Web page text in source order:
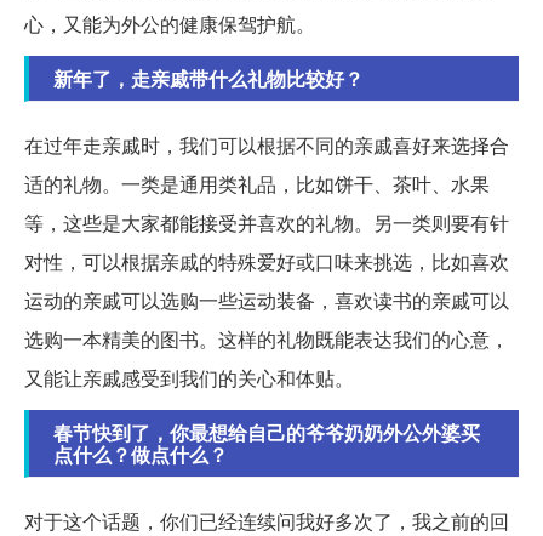
心，又能为外公的健康保驾护航。
新年了，走亲戚带什么礼物比较好？
在过年走亲戚时，我们可以根据不同的亲戚喜好来选择合
适的礼物。一类是通用类礼品，比如饼干、茶叶、水果
等，这些是大家都能接受并喜欢的礼物。另一类则要有针
对性，可以根据亲戚的特殊爱好或口味来挑选，比如喜欢
运动的亲戚可以选购一些运动装备，喜欢读书的亲戚可以
选购一本精美的图书。这样的礼物既能表达我们的心意，
又能让亲戚感受到我们的关心和体贴。
春节快到了，你最想给自己的爷爷奶奶外公外婆买
点什么？做点什么？
对于这个话题，你们已经连续问我好多次了，我之前的回